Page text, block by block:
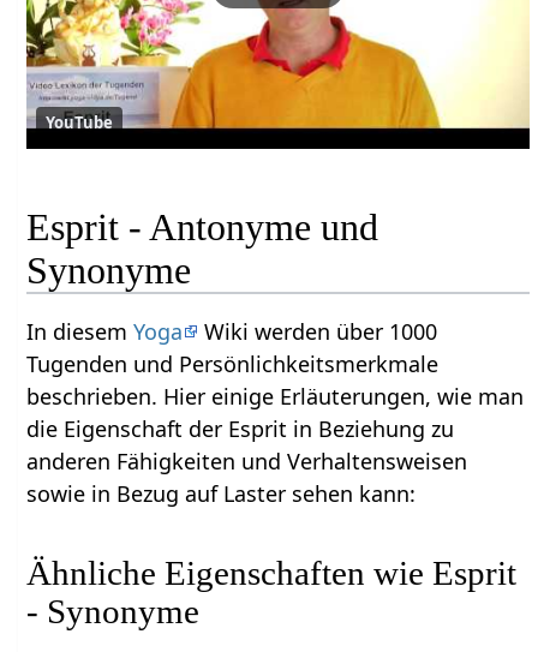
YouTube
Esprit - Antonyme und
Synonyme
In diesemYoga
Wiki werden über 1000
Tugenden und Persönlichkeitsmerkmale
beschrieben. Hier einige Erläuterungen, wie man
die Eigenschaft der Esprit in Beziehung zu
anderen Fähigkeiten und Verhaltensweisen
sowie in Bezug auf Laster sehen kann:
Ähnliche Eigenschaften wie Esprit
- Synonyme